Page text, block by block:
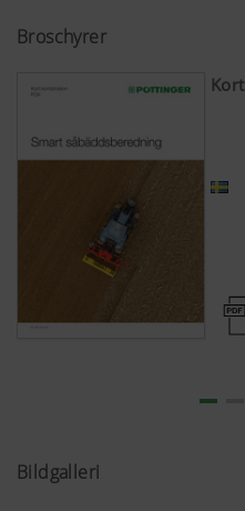
Broschyrer
Bildgalleri